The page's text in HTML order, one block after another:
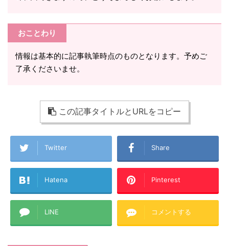
おことわり
情報は基本的に記事執筆時点のものとなります。予めご
了承くださいませ。
この記事タイトルとURLをコピー
Twitter Share
Hatena Pinterest
LINE コメントする